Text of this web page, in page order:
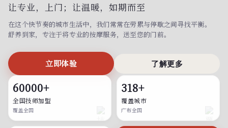
让专业，上门； 让温暖，如期而至
在这个快节奏的城市生活中，我们常常在劳累与停歇之间寻找平衡。
舒养到家，专注于将专业的按摩服务，送至您的门前。
立即体验 了解更多
60000+
全国技师加盟
覆盖全国
318+
覆盖城市
广布全国